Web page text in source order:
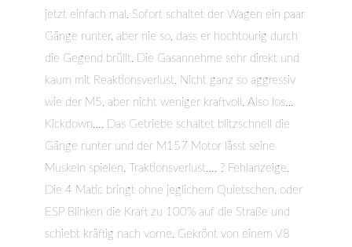
jetzt einfach mal. Sofort schaltet der Wagen ein paar
Gänge runter, aber nie so, dass er hochtourig durch
die Gegend brüllt. Die Gasannehme sehr direkt und
kaum mit Reaktionsverlust. Nicht ganz so aggressiv
wie der M5, aber nicht weniger kraftvoll. Also los…
Kickdown…. Das Getriebe schaltet blitzschnell die
Gänge runter und der M157 Motor lässt seine
Muskeln spielen. Traktionsverlust…. ? Fehlanzeige.
Die 4 Matic bringt ohne jeglichem Quietschen, oder
ESP Blinken die Kraft zu 100% auf die Straße und
schiebt kräftig nach vorne. Gekrönt von einem V8